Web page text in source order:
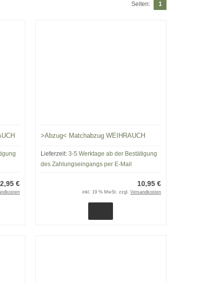
Seiten: 1
2,95 €
>Abzug< Matchabzug WEIHRAUCH
Lieferzeit: 3-5 Werktage ab der Bestätigung
des Zahlungseingangs per E-Mail
10,95 €
inkl. 19 % MwSt. zzgl. Versandkosten